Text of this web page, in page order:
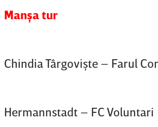
Manşa tur
Chindia Târgovişte – Farul
Hermannstadt – FC Voluntari